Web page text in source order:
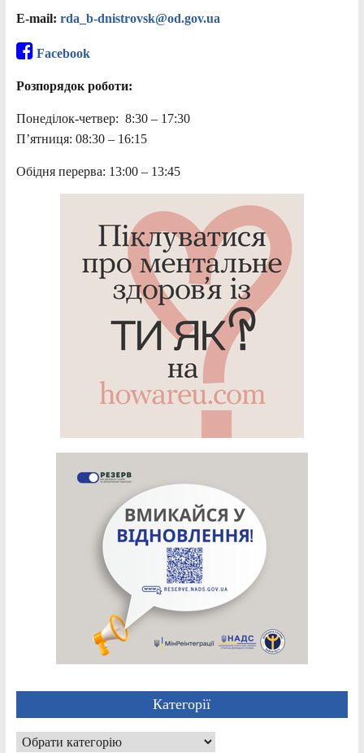
E-mail: rda_b-dnistrovsk@od.gov.ua
Facebook
Розпорядок роботи:
Понеділок-четвер: 8:30 – 17:30
П’ятниця: 08:30 – 16:15
Обідня перерва: 13:00 – 13:45
Категорії
Категорії